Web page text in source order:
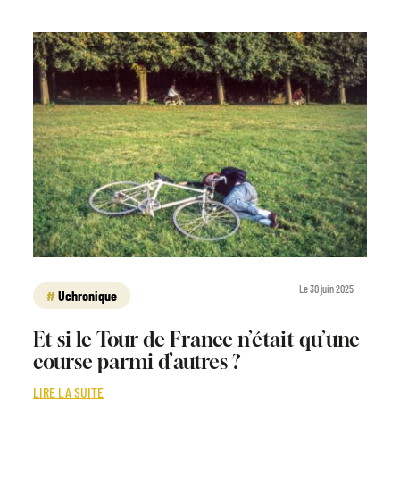
Uchronique Le 30 juin 2025
Et si le Tour de France n’était qu’une
course parmi d’autres ?
LIRE LA SUITE